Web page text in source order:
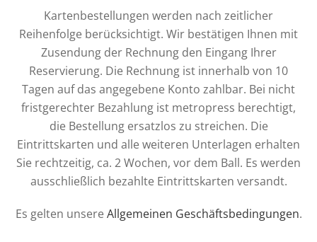
Kartenbestellungen werden nach zeitlicher
Reihenfolge berücksichtigt. Wir bestätigen Ihnen mit
Zusendung der Rechnung den Eingang Ihrer
Reservierung. Die Rechnung ist innerhalb von 10
Tagen auf das angegebene Konto zahlbar. Bei nicht
fristgerechter Bezahlung ist metropress berechtigt,
die Bestellung ersatzlos zu streichen. Die
Eintrittskarten und alle weiteren Unterlagen erhalten
Sie rechtzeitig, ca. 2 Wochen, vor dem Ball. Es werden
ausschließlich bezahlte Eintrittskarten versandt.
Es gelten unsere Allgemeinen Geschäftsbedingungen.